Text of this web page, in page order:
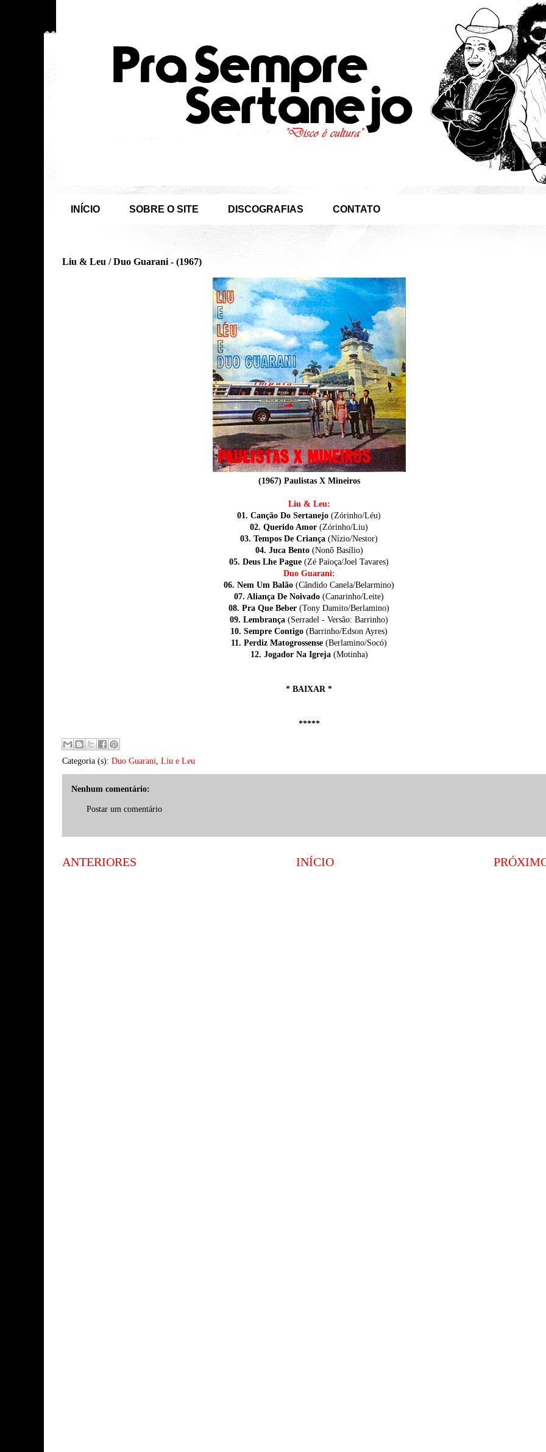
INÍCIO SOBRE O SITE DISCOGRAFIAS CONTATO
Liu & Leu / Duo Guarani - (1967)
(1967) Paulistas X Mineiros
Liu & Leu:
01. Canção Do Sertanejo (Zórinho/Léu)
02. Querido Amor (Zórinho/Liu)
03. Tempos De Criança (Nízio/Nestor)
04. Juca Bento (Nonô Basílio)
05. Deus Lhe Pague (Zé Paioça/Joel Tavares)
Duo Guarani:
06. Nem Um Balão (Cândido Canela/Belarmino)
07. Aliança De Noivado (Canarinho/Leite)
08. Pra Que Beber (Tony Damito/Berlamino)
09. Lembrança (Serradel - Versão: Barrinho)
10. Sempre Contigo (Barrinho/Edson Ayres)
11. Perdiz Matogrossense (Berlamino/Socó)
12. Jogador Na Igreja (Motinha)
* BAIXAR *
*****
Categoria (s): Duo Guarani, Liu e Leu
Nenhum comentário:
Postar um comentário
ANTERIORES INÍCIO